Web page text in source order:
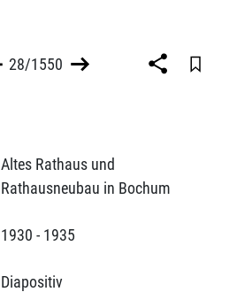
28/1550
Altes Rathaus und
Rathausneubau in Bochum
1930 - 1935
Diapositiv